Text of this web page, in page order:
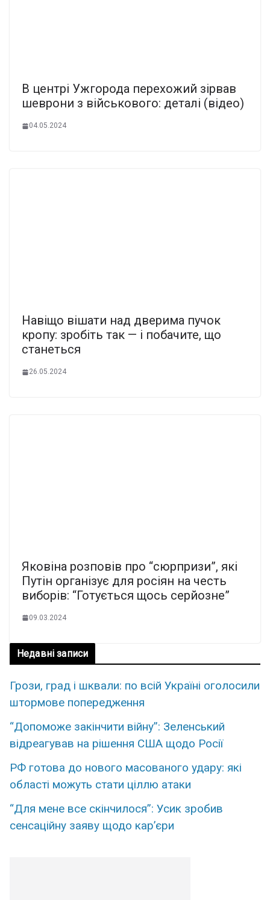
В центрі Ужгорода перехожий зірвав
шеврони з військового: деталі (відео)
04.05.2024
Навіщо вішати над дверима пучок
кропу: зробіть так — і побачите, що
станеться
26.05.2024
Яковіна розповів про “сюрпризи”, які
Путін організує для росіян на честь
виборів: “Готується щось серйозне”
09.03.2024
Недавні записи
Грози, град і шквали: по всій Україні оголосили
штормове попередження
“Допоможе закінчити війну”: Зеленський
відреагував на рішення США щодо Росії
РФ готова до нового масованого удару: які
області можуть стати ціллю атаки
“Для мене все скінчилося”: Усик зробив
сенсаційну заяву щодо кар’єри